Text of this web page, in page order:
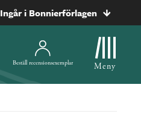
Ingår i Bonnierförlagen
Beställ recensionsexemplar Meny